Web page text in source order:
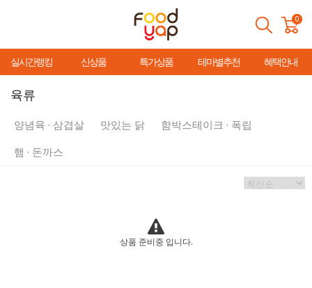
0
실시간랭킹 신상품 특가상품 테마별추천 혜택안내
육류
양념육 · 삼겹살 맛있는 닭
함박스테이크 · 폭립
햄 · 돈까스
상품 준비중 입니다.